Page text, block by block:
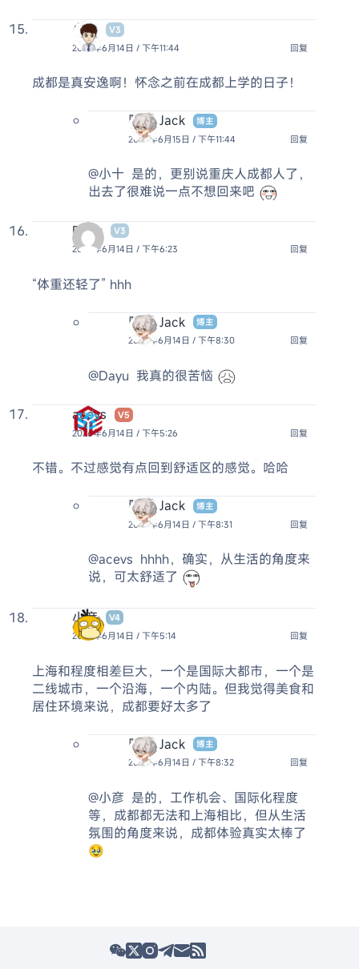
小十
V3
2026年6月14日 / 下午11:44
回复
成都是真安逸啊！怀念之前在成都上学的日子！
阿杰 Jack
博主
2026年6月15日 / 下午11:44
回复
@小十 是的，更别说重庆人成都人了，
出去了很难说一点不想回来吧
Dayu
V3
2026年6月14日 / 下午6:23
回复
“体重还轻了” hhh
阿杰 Jack
博主
2026年6月14日 / 下午8:30
回复
@Dayu 我真的很苦恼
acevs
V5
2026年6月14日 / 下午5:26
回复
不错。不过感觉有点回到舒适区的感觉。哈哈
阿杰 Jack
博主
2026年6月14日 / 下午8:31
回复
@acevs hhhh，确实，从生活的角度来
说，可太舒适了
小彦
V4
2026年6月14日 / 下午5:14
回复
上海和程度相差巨大，一个是国际大都市，一个是
二线城市，一个沿海，一个内陆。但我觉得美食和
居住环境来说，成都要好太多了
阿杰 Jack
博主
2026年6月14日 / 下午8:32
回复
@小彦 是的，工作机会、国际化程度
等，成都都无法和上海相比，但从生活
氛围的角度来说，成都体验真实太棒了
🥹